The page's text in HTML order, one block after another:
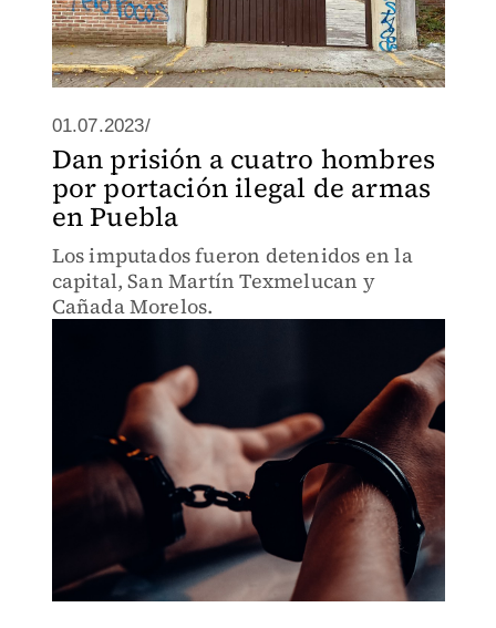
01.07.2023/
Dan prisión a cuatro hombres
por portación ilegal de armas
en Puebla
Los imputados fueron detenidos en la
capital, San Martín Texmelucan y
Cañada Morelos.